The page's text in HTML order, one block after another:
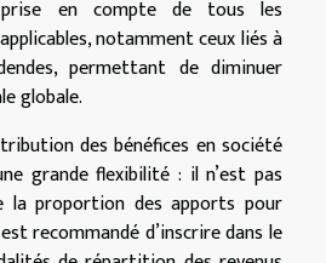
en compte de tous les
notamment ceux liés à
permettant de diminuer
globale.
des bénéfices en société
grande flexibilité : il n’est pas
la proportion des apports pour
recommandé d’inscrire dans le